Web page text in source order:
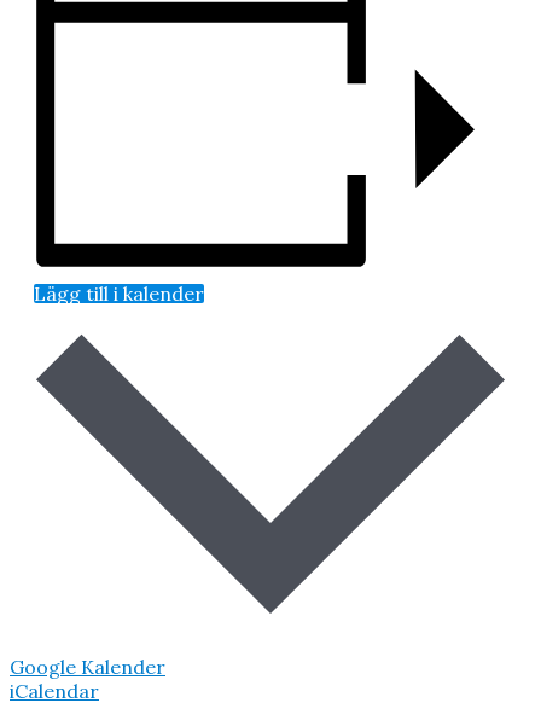
Lägg till i kalender
Google Kalender
iCalendar